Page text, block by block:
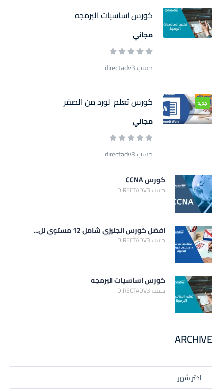
كورس اساسيات البرمجه
مجاني
حسب directadv3
جديد كورس تعلم الورد من الصفر
مجاني
حسب directadv3
كورس CCNA
حسب DIRECTADV3
افضل كورس انجليزي شامل 12 مستوي لل...
حسب DIRECTADV3
كورس اساسيات البرمجه
حسب DIRECTADV3
ARCHIVE
اختر شهر